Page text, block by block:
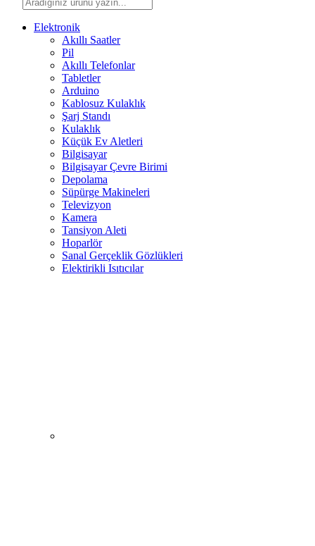
Elektronik
Akıllı Saatler
Pil
Akıllı Telefonlar
Tabletler
Arduino
Kablosuz Kulaklık
Şarj Standı
Kulaklık
Küçük Ev Aletleri
Bilgisayar
Bilgisayar Çevre Birimi
Depolama
Süpürge Makineleri
Televizyon
Kamera
Tansiyon Aleti
Hoparlör
Sanal Gerçeklik Gözlükleri
Elektirikli Isıtıcılar